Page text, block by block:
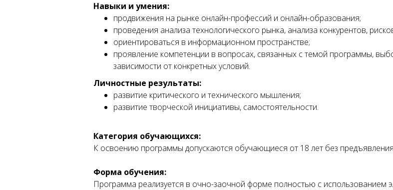
Навыки и умения:
продвижения на рынке онлайн-профессий и онлайн-образования;
проведения анализа технологического рынка, анализа конкурентов,
ориентироваться в информационном пространстве;
проявление компетенции в вопросах, связанных с темой программы,
зависимости от конкретных условий.
Личностные результаты:
развитие критического и технического мышления;
развитие творческой инициативы, самостоятельности.
Категория обучающихся:
К освоению программы допускаются обучающиеся от 18 лет без
Форма обучения:
Программа реализуется в очно-заочной форме полностью с использованием